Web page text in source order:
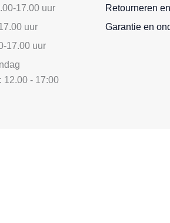
17.00 uur
uur
17.00 uur
12.00 - 17:00
Retourneren
Garantie en